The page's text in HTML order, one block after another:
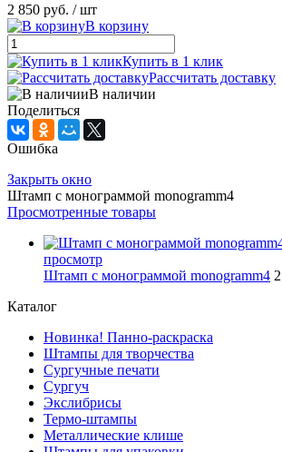
2 850 руб. / шт
В корзину
Купить в 1 клик
Рассчитать доставку
В наличии
Поделиться
Ошибка
Закрыть окно
Штамп с монограммой monogramm4
Просмотренные товары
просмотр
Штамп с монограммой monogramm4
Каталог
Новинка! Панно-раскраска
Штампы для творчества
Сургучные печати
Сургуч
Экслибрисы
Термо-штампы
Металлические клише